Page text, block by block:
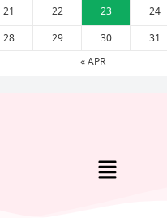
21 22 23 24
28 29 30
31
« APR